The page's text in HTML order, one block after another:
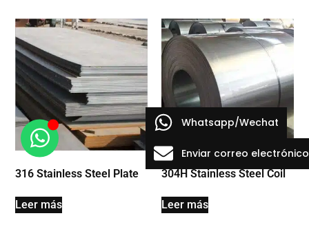
316 Stainless Steel Plate
Leer más
304H Stainless Steel Coil
Leer más
Whatsapp/Wechat
Enviar correo electrónico